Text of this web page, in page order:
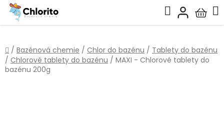
Přejít
obsah
Hledat
košík
Domů
/ Bazénová chemie / Chlor do bazénu / Tablety do bazénu
/ Chlorové tablety do bazénu / MAXI - Chlorové tablety do
bazénu 200g